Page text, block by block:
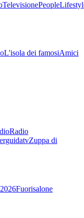
TelevisionePeople
L'isola dei famosiAmici
Radio
Zuppa di
Fuorisalone